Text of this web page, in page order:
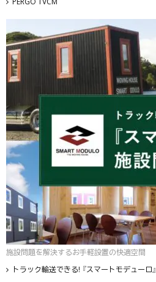
施設問題を解決するお手軽設置の快適空間
トラック輸送できる! 『スマートモデューロ』